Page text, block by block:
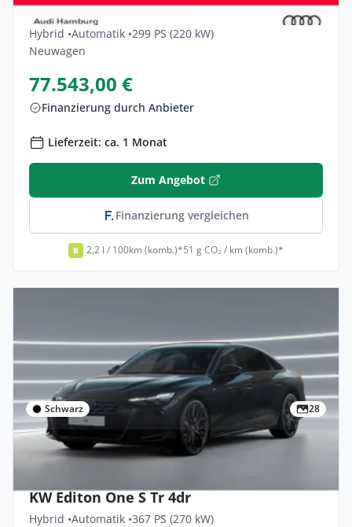
KW S Tronic 4dr
Hybrid •Automatik •299 PS (220 kW)
Neuwagen
77.543,00 €
Finanzierung durch Anbieter
Lieferzeit: ca. 1 Monat
Zum Angebot
Finanzierung vergleichen
B 2,2 l / 100km (komb.)*51 g CO₂ / km (komb.)*
Schwarz 28
Gewerbe & Privat
KW Editon One S Tr 4dr
Hybrid •Automatik •367 PS (270 kW)